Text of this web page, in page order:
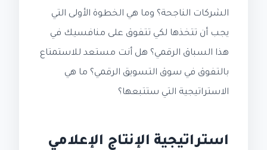
الشركات الناجحة؟ وما هي الخطوة الأولى التي
يجب أن تتخذها لكي تتفوق على منافسيك في
هذا السباق الرقمي؟ هل أنت مستعد للاستمتاع
بالتفوق في سوق التسويق الرقمي؟ ما هي
الاستراتيجية التي ستتبعها؟
استراتيجية الإنتاج الإعلامي